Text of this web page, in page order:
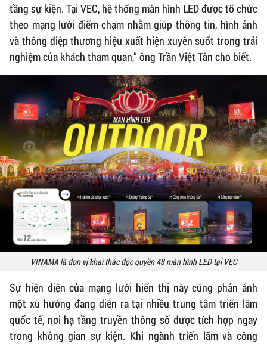
tầng sự kiện. Tại VEC, hệ thống màn hình LED được tổ chức
theo mạng lưới điểm chạm nhằm giúp thông tin, hình ảnh
và thông điệp thương hiệu xuất hiện xuyên suốt trong trải
nghiệm của khách tham quan,” ông Trần Việt Tân cho biết.
VINAMA là đơn vị khai thác độc quyền 48 màn hình LED tại VEC
Sự hiện diện của mạng lưới hiển thị này cũng phản ánh
một xu hướng đang diễn ra tại nhiều trung tâm triển lãm
quốc tế, nơi hạ tầng truyền thông số được tích hợp ngay
trong không gian sự kiện. Khi ngành triển lãm và công